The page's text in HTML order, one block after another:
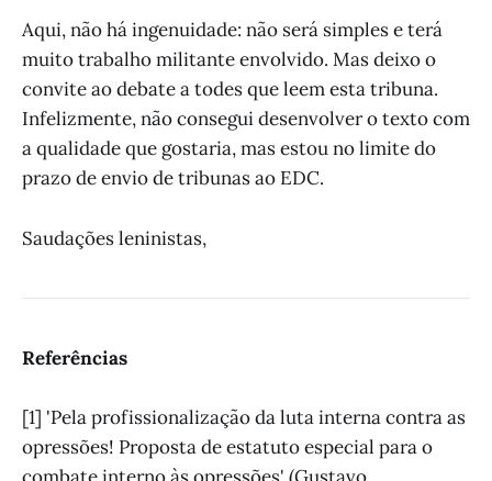
Aqui, não há ingenuidade: não será simples e terá
muito trabalho militante envolvido. Mas deixo o
convite ao debate a todes que leem esta tribuna.
Infelizmente, não consegui desenvolver o texto com
a qualidade que gostaria, mas estou no limite do
prazo de envio de tribunas ao EDC.
Saudações leninistas,
Referências
[1] 'Pela profissionalização da luta interna contra as
opressões! Proposta de estatuto especial para o